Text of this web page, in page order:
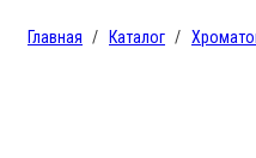
Главная Каталог